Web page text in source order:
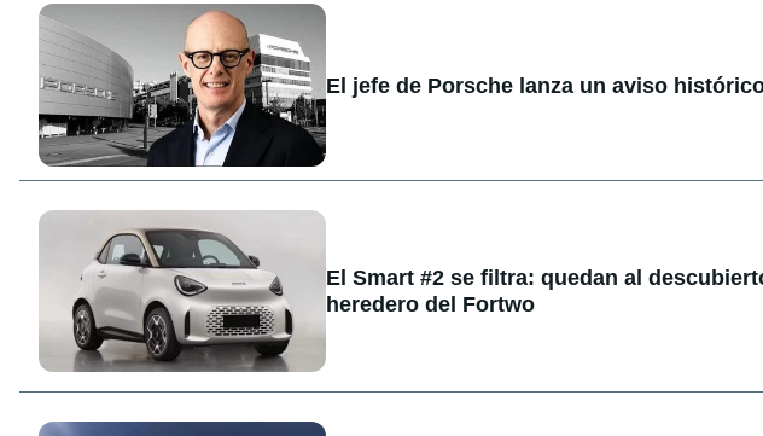
El jefe de Porsche lanza un aviso
El Smart #2 se filtra: quedan al
heredero del Fortwo